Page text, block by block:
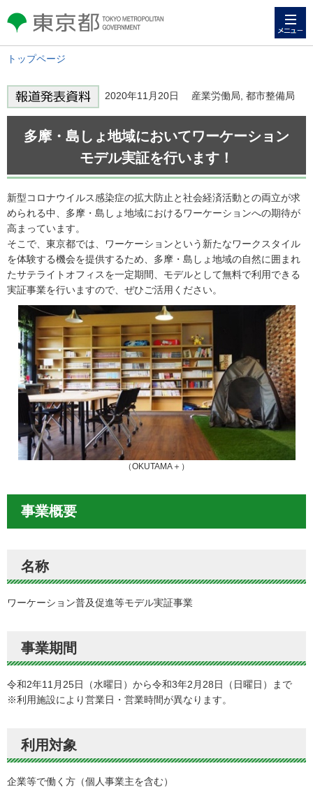
東京都 TOKYO METROPOLITAN
GOVERNMENT
トップページ
2020年11月20日 産業労働局, 都市整備局
多摩・島しょ地域においてワーケーション
モデル実証を行います！
新型コロナウイルス感染症の拡大防止と社会経済活動との両立が求
められる中、多摩・島しょ地域におけるワーケーションへの期待が
高まっています。
そこで、東京都では、ワーケーションという新たなワークスタイル
を体験する機会を提供するため、多摩・島しょ地域の自然に囲まれ
たサテライトオフィスを一定期間、モデルとして無料で利用できる
実証事業を行いますので、ぜひご活用ください。
（OKUTAMA＋）
事業概要
名称
ワーケーション普及促進等モデル実証事業
事業期間
令和2年11月25日（水曜日）から令和3年2月28日（日曜日）まで
※利用施設により営業日・営業時間が異なります。
利用対象
企業等で働く方（個人事業主を含む）